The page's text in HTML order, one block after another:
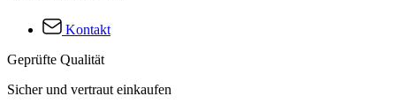
Kontakt
Geprüfte Qualität
Sicher und vertraut einkaufen